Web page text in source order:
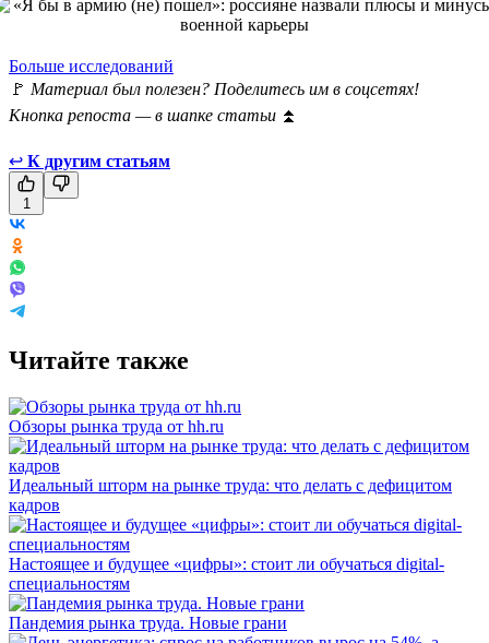
Больше исследований
🚩 Материал был полезен? Поделитесь им в соцсетях!
Кнопка репоста — в шапке статьи ⏫
↩ К другим статьям
1
Читайте также
Обзоры рынка труда от hh.ru
Идеальный шторм на рынке труда: что делать с дефицитом
кадров
Настоящее и будущее «цифры»: стоит ли обучаться digital-
специальностям
Пандемия рынка труда. Новые грани